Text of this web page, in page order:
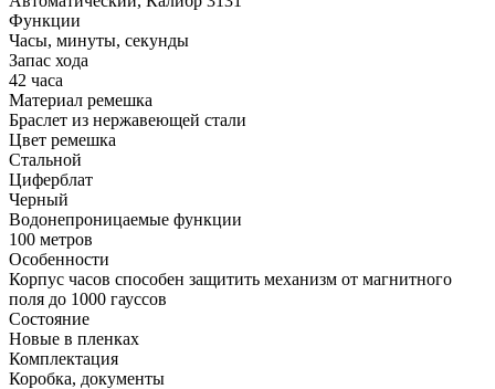
Функции
Часы, минуты, секунды
Запас хода
42 часа
Материал ремешка
Браслет из нержавеющей стали
Цвет ремешка
Стальной
Циферблат
Черный
Водонепроницаемые функции
100 метров
Особенности
Корпус часов способен защитить механизм от магнитного
поля до 1000 гауссов
Состояние
Новые в пленках
Комплектация
Коробка, документы